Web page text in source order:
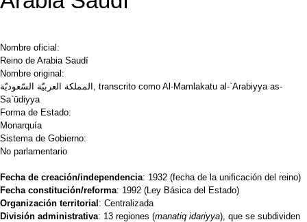
Nombre oficial:
Reino de Arabia Saudí
Nombre original:
المملكة العربيّة السّعوديّة, transcrito como Al-Mamlakatu al-`Arabiyya as-
Sa`ūdiyya
Forma de Estado:
Monarquía
Sistema de Gobierno:
No parlamentario
Fecha de creación/independencia: 1932 (fecha de la unificación del reino)
Fecha constitución/reforma: 1992 (Ley Básica del Estado)
Organización territorial : Centralizada
División administrativa: 13 regiones (manatiq idariyya), que se subdividen